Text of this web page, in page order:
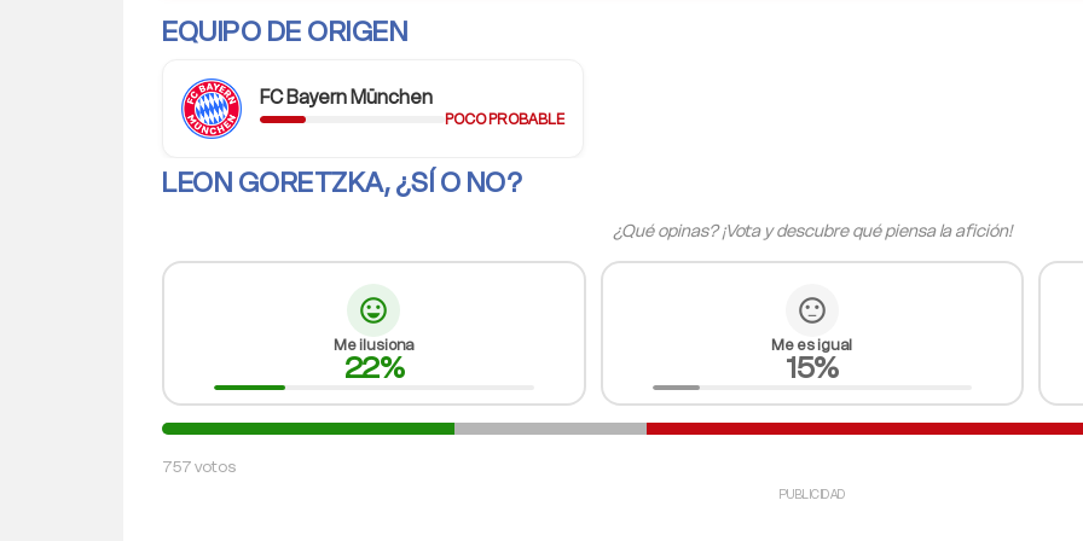
bolt Mediocentro box-to-box
EQUIPO DE ORIGEN
FC Bayern München
POCO PROBABLE
LEON GORETZKA, ¿SÍ O NO?
¿Qué opinas? ¡Vota y descubre qué piensa la afición!
sentiment_very_satisfied
Me ilusiona
22%
sentiment_neutral
Me es igual
15%
757 votos
PUBLICIDAD